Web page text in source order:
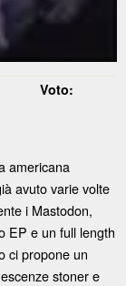
Voto:
americana
avuto varie volte
i Mastodon,
EP e un full length
ci propone un
stoner e